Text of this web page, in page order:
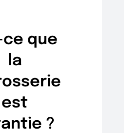
ce que
la
est
?